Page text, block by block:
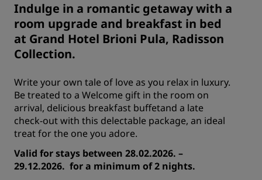
Indulge in a romantic getaway with a
room upgrade and breakfast in bed
at Grand Hotel Brioni Pula, Radisson
Collection.
Write your own tale of love as you relax in luxury.
Be treated to a Welcome gift in the room on
arrival, delicious breakfast buffetand a late
check-out with this delectable package, an ideal
treat for the one you adore.
Valid for stays between 28.02.2026. –
29.12.2026. for a minimum of 2 nights.